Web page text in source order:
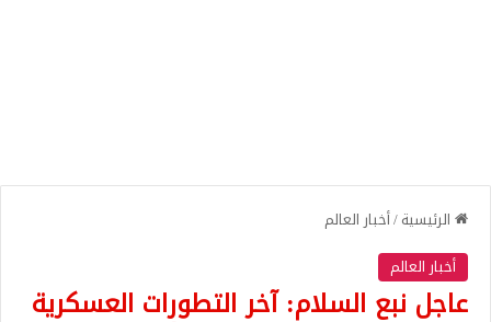
الرئيسية/أخبار العالم
أخبار العالم
عاجل نبع السلام: آخر التطورات العسكرية